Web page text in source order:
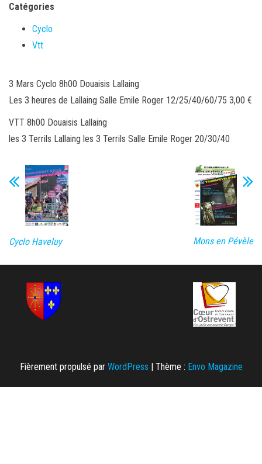
Catégories
Cyclo
Vtt
3 Mars Cyclo 8h00 Douaisis Lallaing
Les 3 heures de Lallaing Salle Emile Roger 12/25/40/60/75 3,00 €
VTT 8h00 Douaisis Lallaing
les 3 Terrils Lallaing les 3 Terrils Salle Emile Roger 20/30/40
Cyclo Haveluy Mons en Pévèle
Fièrement propulsé par WordPress | Thème : Envo Magazine